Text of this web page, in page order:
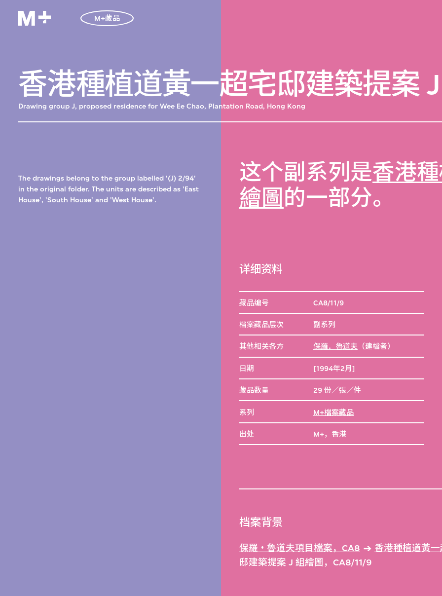
M+藏品
香港種植道黃一超宅邸建築提案
Drawing group J, proposed residence for Wee Ee Chao, Plantation Road, Hong Kong
The drawings belong to the group labelled '(J) 2/94'
in the original folder. The units are described as 'East
House', 'South House' and 'West House'.
这个副系列是香港
繪圖 的一部分。
详细资料
藏品编号 CA8/11/9
档案藏品层次 副系列
其他相关各方 保羅．魯道夫 （建檔者）
日期 [1994年2月]
藏品数量 29 份／張／件
系列 M+檔案藏品
出处 M+，香港
档案背景
保羅‧魯道夫項目檔案，CA8
香港種植道黃
邸建築提案 J 組繪圖，CA8/11/9